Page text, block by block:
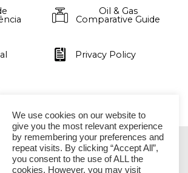
Oil & Gas
Comparative Guide
Privacy Policy
SÃO PAULO
We use cookies on our website to
give you the most relevant experience
by remembering your preferences and
repeat visits. By clicking “Accept All”,
you consent to the use of ALL the
cookies. However, you may visit